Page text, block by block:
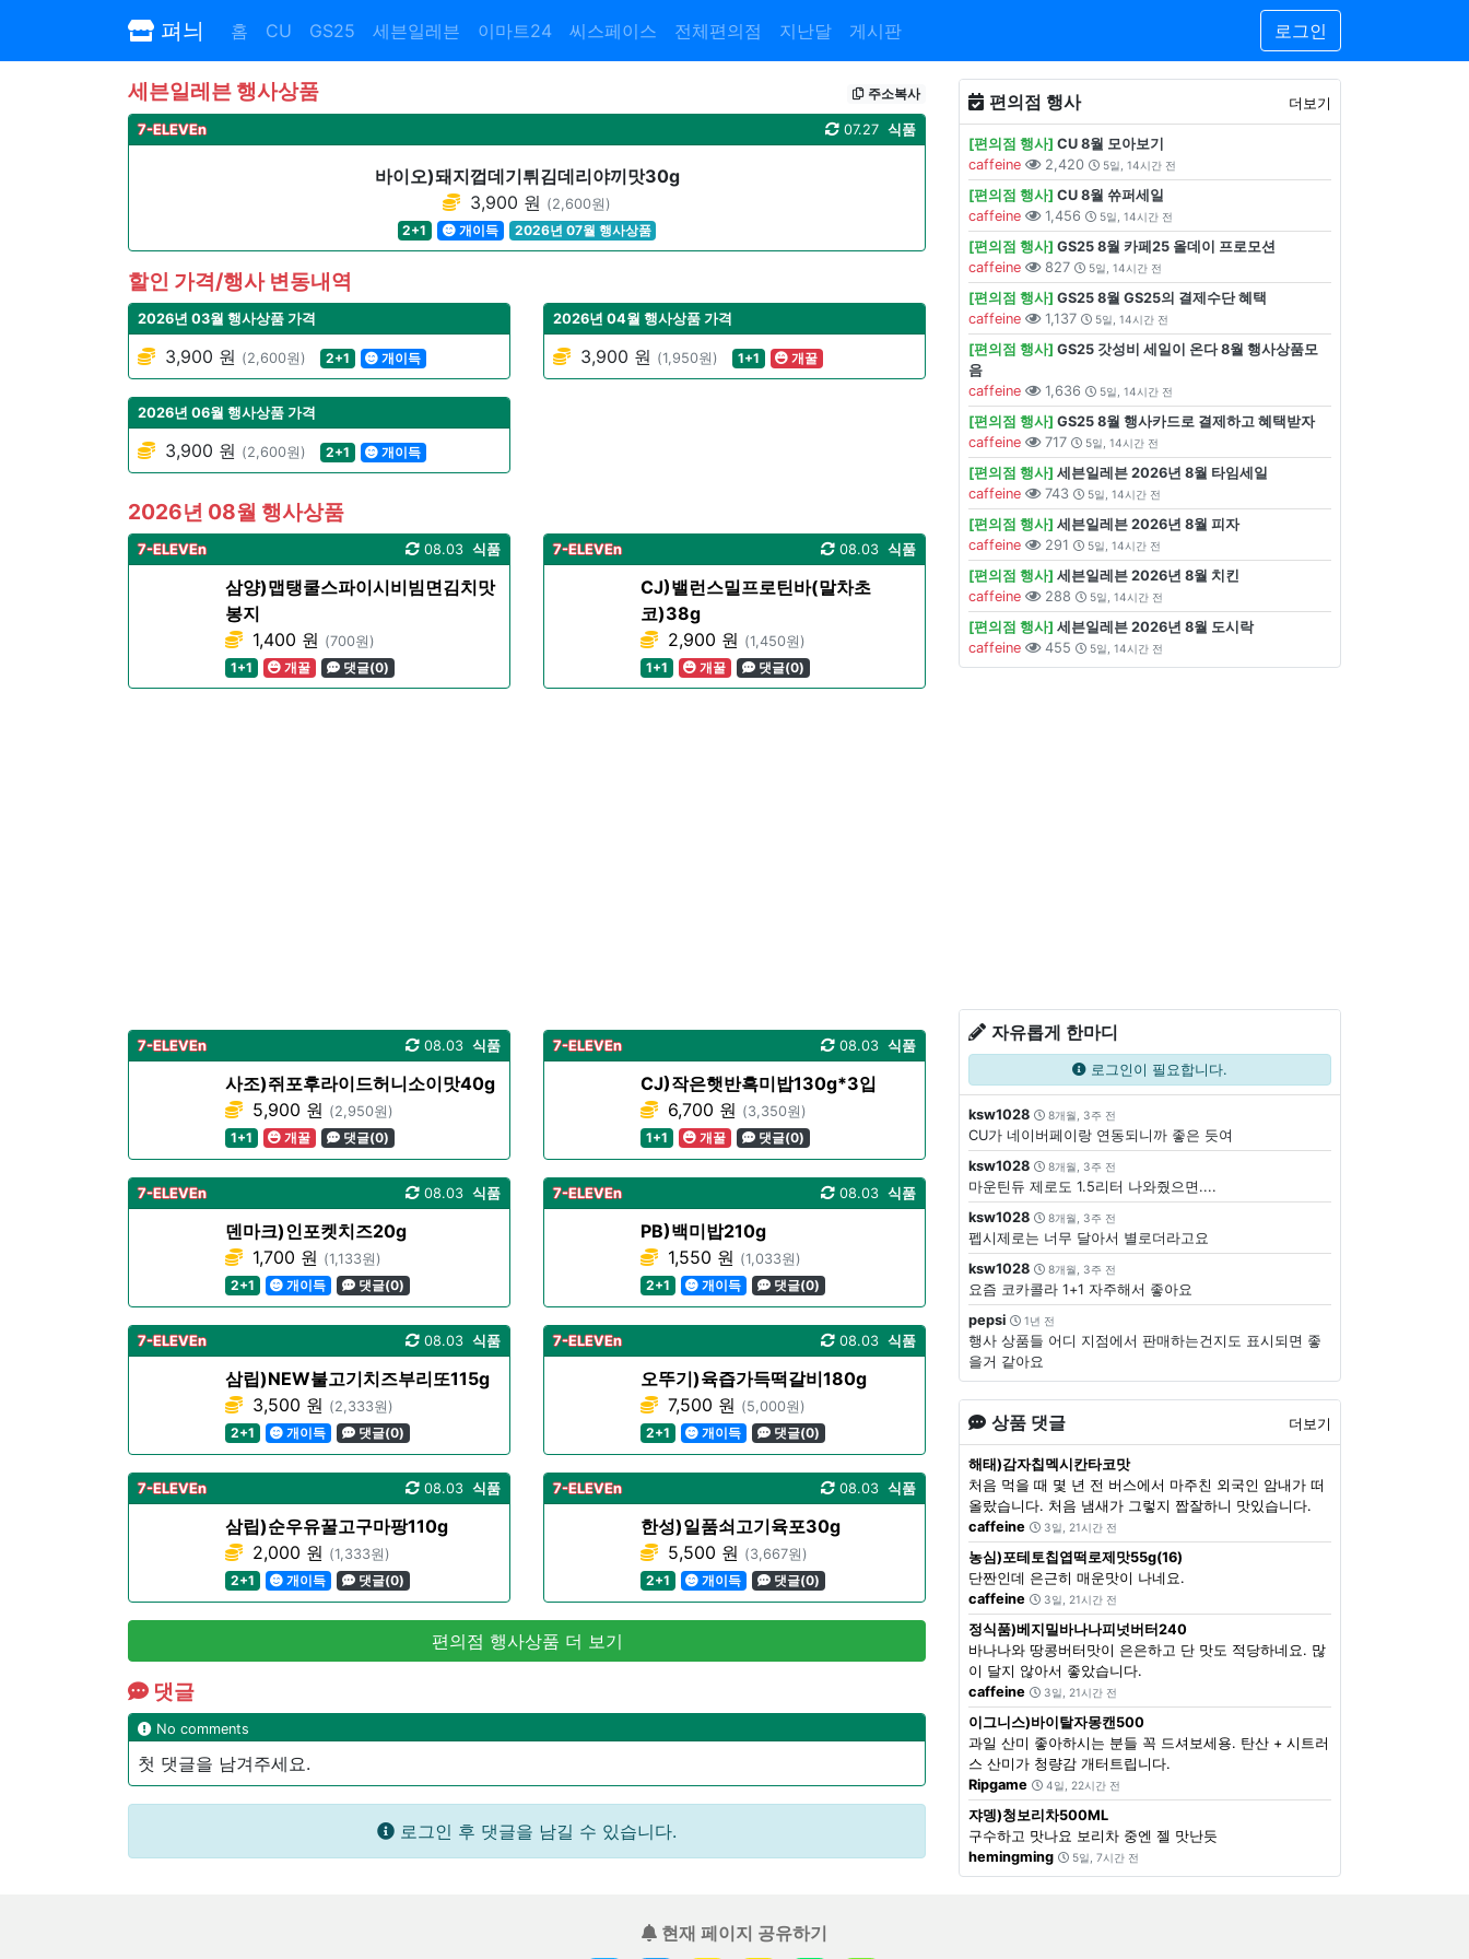
펴늬 홈 CU GS25 세븐일레븐 이마트24 씨스페이스 전체편의점 지난달 게시판 로그인
세븐일레븐 행사상품 주소복사
7-ELEVEn 식품
07.27
바이오)돼지껍데기튀김데리야끼맛30g
3,900 원 (2,600원)
2+1
개이득 2026년 07월 행사상품
할인 가격/행사 변동내역
2026년 03월 행사상품 가격
3,900 원 (2,600원) 2+1 개이득
2026년 04월 행사상품 가격
3,900 원 (1,950원) 1+1 개꿀
2026년 06월 행사상품 가격
3,900 원 (2,600원) 2+1 개이득
2026년 08월 행사상품
7-ELEVEn 식품
08.03
삼양)맵탱쿨스파이시비빔면김치맛
봉지
1,400 원 (700원)
1+1
개꿀 댓글(0)
7-ELEVEn 식품
08.03
CJ)밸런스밀프로틴바(말차초
코)38g
2,900 원 (1,450원)
1+1
개꿀 댓글(0)
7-ELEVEn 식품
08.03
사조)쥐포후라이드허니소이맛40g
5,900 원 (2,950원)
1+1
개꿀 댓글(0)
7-ELEVEn 식품
08.03
CJ)작은햇반흑미밥130g*3입
6,700 원 (3,350원)
1+1
개꿀 댓글(0)
7-ELEVEn 식품
08.03
덴마크)인포켓치즈20g
1,700 원 (1,133원)
2+1
개이득 댓글(0)
7-ELEVEn 식품
08.03
PB)백미밥210g
1,550 원 (1,033원)
2+1
개이득 댓글(0)
7-ELEVEn 식품
08.03
삼립)NEW불고기치즈부리또115g
3,500 원 (2,333원)
2+1
개이득 댓글(0)
7-ELEVEn 식품
08.03
오뚜기)육즙가득떡갈비180g
7,500 원 (5,000원)
2+1
개이득 댓글(0)
7-ELEVEn 식품
08.03
삼립)순우유꿀고구마팡110g
2,000 원 (1,333원)
2+1
개이득 댓글(0)
7-ELEVEn 식품
08.03
한성)일품쇠고기육포30g
5,500 원 (3,667원)
2+1
개이득 댓글(0)
편의점 행사상품 더 보기
댓글
No comments
첫 댓글을 남겨주세요.
로그인 후 댓글을 남길 수 있습니다.
편의점 행사 더보기
[편의점 행사] CU 8월 모아보기
caffeine
2,420 5일, 14시간 전
[편의점 행사] CU 8월 쓔퍼세일
caffeine
1,456 5일, 14시간 전
[편의점 행사] GS25 8월 카페25 올데이 프로모션
caffeine
827 5일, 14시간 전
[편의점 행사] GS25 8월 GS25의 결제수단 혜택
caffeine
1,137 5일, 14시간 전
[편의점 행사] GS25 갓성비 세일이 온다 8월 행사상품모
음
caffeine
1,636 5일, 14시간 전
[편의점 행사] GS25 8월 행사카드로 결제하고 혜택받자
caffeine
717 5일, 14시간 전
[편의점 행사] 세븐일레븐 2026년 8월 타임세일
caffeine
743 5일, 14시간 전
[편의점 행사] 세븐일레븐 2026년 8월 피자
caffeine
291 5일, 14시간 전
[편의점 행사] 세븐일레븐 2026년 8월 치킨
caffeine
288 5일, 14시간 전
[편의점 행사] 세븐일레븐 2026년 8월 도시락
caffeine
455 5일, 14시간 전
자유롭게 한마디
로그인이 필요합니다.
ksw1028 8개월, 3주 전
CU가 네이버페이랑 연동되니까 좋은 듯여
ksw1028
8개월, 3주 전
마운틴듀 제로도 1.5리터 나와줬으면....
ksw1028
8개월, 3주 전
펩시제로는 너무 달아서 별로더라고요
ksw1028
8개월, 3주 전
요즘 코카콜라 1+1 자주해서 좋아요
pepsi
1년 전
행사 상품들 어디 지점에서 판매하는건지도 표시되면 좋
을거 같아요
상품 댓글 더보기
해태)감자칩멕시칸타코맛
처음 먹을 때 몇 년 전 버스에서 마주친 외국인 암내가 떠
올랐습니다. 처음 냄새가 그렇지 짭잘하니 맛있습니다.
caffeine
3일, 21시간 전
농심)포테토칩엽떡로제맛55g(16)
단짠인데 은근히 매운맛이 나네요.
caffeine
3일, 21시간 전
정식품)베지밀바나나피넛버터240
바나나와 땅콩버터맛이 은은하고 단 맛도 적당하네요. 많
이 달지 않아서 좋았습니다.
caffeine
3일, 21시간 전
이그니스)바이탈자몽캔500
과일 산미 좋아하시는 분들 꼭 드셔보세용. 탄산 + 시트러
스 산미가 청량감 개터트립니다.
Ripgame
4일, 22시간 전
쟈뎅)청보리차500ML
구수하고 맛나요 보리차 중엔 젤 맛난듯
hemingming
5일, 7시간 전
현재 페이지 공유하기